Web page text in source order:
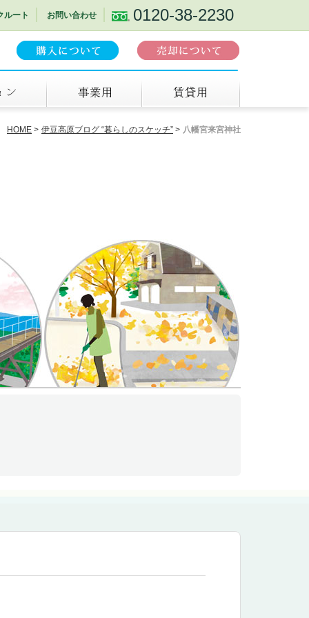
ルート お問い合わせ 0120-38-2230
HOME 伊豆高原ブログ “暮らしのスケッチ” 八幡宮来宮神社